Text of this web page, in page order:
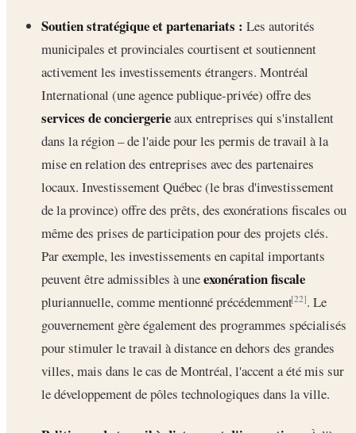
Soutien stratégique et partenariats : Les autorités
municipales et provinciales courtisent et soutiennent
activement les investissements étrangers. Montréal
International (une agence publique-privée) offre des
services de conciergerieaux entreprises qui s'installent
dans la région – de l'aide pour les permis de travail à la
mise en relation des entreprises avec des partenaires
locaux. Investissement Québec (le bras d'investissement
de la province) offre des prêts, des exonérations fiscales ou
même des prises de participation pour des projets clés.
Par exemple, les investissements en capital importants
peuvent être admissibles à uneexonération fiscale
pluriannuelle, comme mentionné précédemment[22]. Le
gouvernement gère également des programmes spécialisés
pour stimuler le travail à distance en dehors des grandes
villes, mais dans le cas de Montréal, l'accent a été mis sur
le développement de pôles technologiques dans la ville.